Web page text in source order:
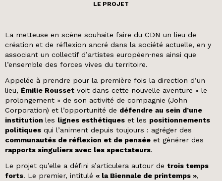
LE PROJET
La metteuse en scène souhaite faire du CDN un lieu de
création et de réflexion ancré dans la société actuelle, en y
associant un collectif d’artistes européen·nes ainsi que
l’ensemble des forces vives du territoire.
Appelée à prendre pour la première fois la direction d’un
lieu, Émilie Rousset voit dans cette nouvelle aventure « le
prolongement » de son activité de compagnie (John
Corporation) et l’opportunité de défendre au sein d’une
institution les lignes esthétiques et les positionnements
politiques qui l’animent depuis toujours : agréger des
communautés de réflexion et de pensée et générer des
rapports singuliers avec les spectateurs.
Le projet qu’elle a défini s’articulera autour de trois temps
forts. Le premier, intitulé « la Biennale de printemps »,